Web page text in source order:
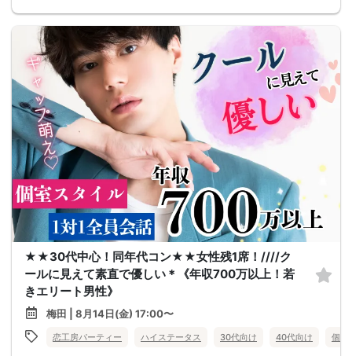
★★30代中心！同年代コン★★女性残1席！////ク
ールに見えて素直で優しい＊《年収700万以上！若
きエリート男性》
梅田 | 8月14日(金) 17:00〜
恋工房パーティー ハイステータス 30代向け 40代向け 個室